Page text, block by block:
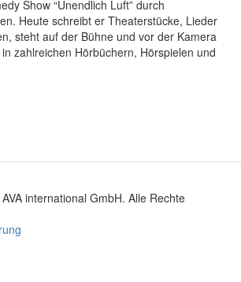
Show “Unendlich Luft” durch
Heute schreibt er Theaterstücke, Lieder
steht auf der Bühne und vor der Kamera
zahlreichen Hörbüchern, Hörspielen und
international GmbH. Alle Rechte